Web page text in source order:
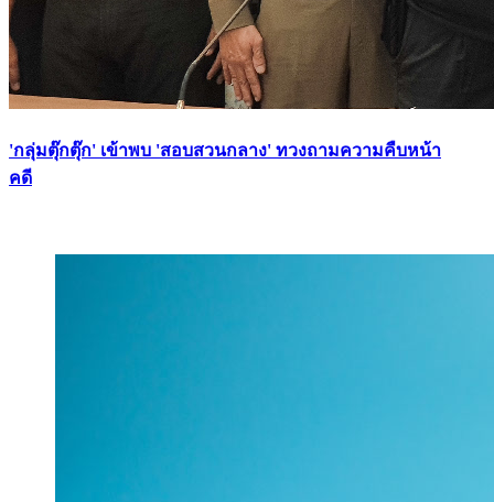
'กลุ่มตุ๊กตุ๊ก' เข้าพบ 'สอบสวนกลาง' ทวงถามความคืบหน้า
คดี